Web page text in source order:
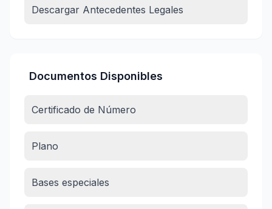
Descargar Antecedentes Legales
Documentos Disponibles
Certificado de Número
Plano
Bases especiales